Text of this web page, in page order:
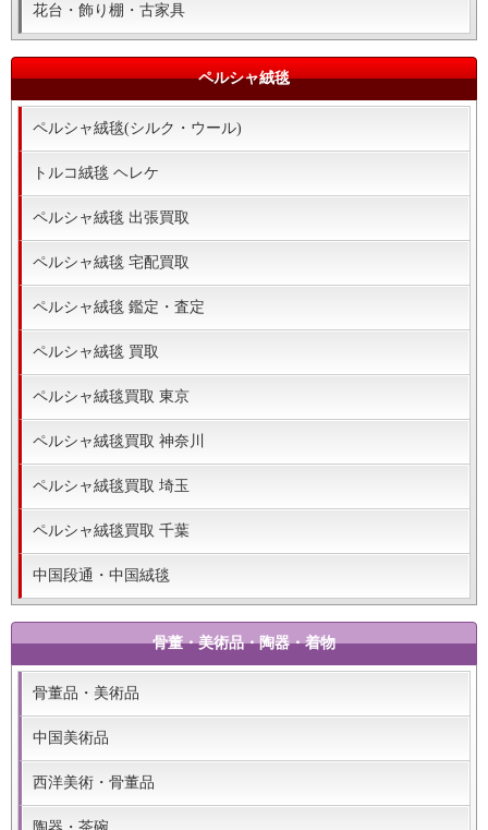
花台・飾り棚・古家具
ペルシャ絨毯
ペルシャ絨毯(シルク・ウール)
トルコ絨毯 ヘレケ
ペルシャ絨毯 出張買取
ペルシャ絨毯 宅配買取
ペルシャ絨毯 鑑定・査定
ペルシャ絨毯 買取
ペルシャ絨毯買取 東京
ペルシャ絨毯買取 神奈川
ペルシャ絨毯買取 埼玉
ペルシャ絨毯買取 千葉
中国段通・中国絨毯
骨董・美術品・陶器・着物
骨董品・美術品
中国美術品
西洋美術・骨董品